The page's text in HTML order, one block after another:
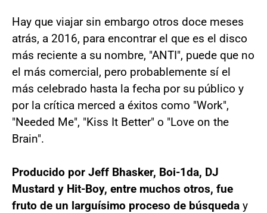
Hay que viajar sin embargo otros doce meses
atrás, a 2016, para encontrar el que es el disco
más reciente a su nombre, "ANTI", puede que no
el más comercial, pero probablemente sí el
más celebrado hasta la fecha por su público y
por la crítica merced a éxitos como "Work",
"Needed Me", "Kiss It Better" o "Love on the
Brain".
Producido por Jeff Bhasker, Boi-1da, DJ
Mustard y Hit-Boy, entre muchos otros, fue
fruto de un larguísimo proceso de búsqueda y